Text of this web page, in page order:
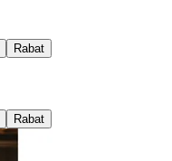
Rabat
Rabat